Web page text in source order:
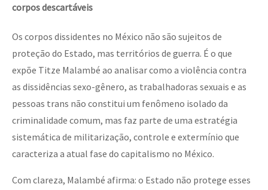
corpos descartáveis
Os corpos dissidentes no México não são sujeitos de
proteção do Estado, mas territórios de guerra. É o que
expõe Titze Malambé ao analisar como a violência contra
as dissidências sexo-gênero, as trabalhadoras sexuais e as
pessoas trans não constitui um fenômeno isolado da
criminalidade comum, mas faz parte de uma estratégia
sistemática de militarização, controle e extermínio que
caracteriza a atual fase do capitalismo no México.
Com clareza, Malambé afirma: o Estado não protege esses